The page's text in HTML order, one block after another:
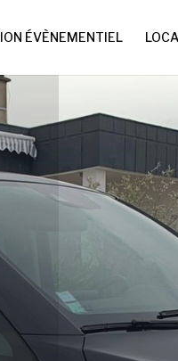
ÉVÈNEMENTIEL